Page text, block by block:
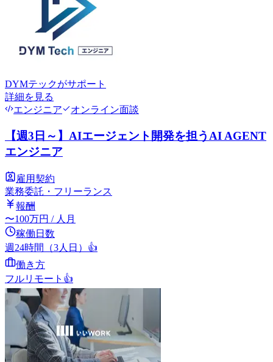
DYMテックがサポート
詳細を見る
エンジニア
オンライン面談
【週3日～】AIエージェント開発を担うAI AGENT
エンジニア
雇用契約
業務委託・フリーランス
報酬
〜100万円 / 人月
稼働日数
週24時間（3人日） 👍
働き方
フルリモート 👍